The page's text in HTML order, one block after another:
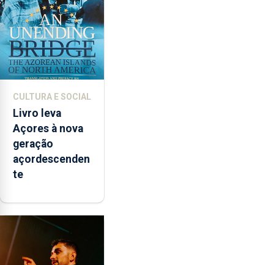
instrumentos
CULTURA E SOCIAL
Livro leva
Açores à nova
geração
açordescenden
te